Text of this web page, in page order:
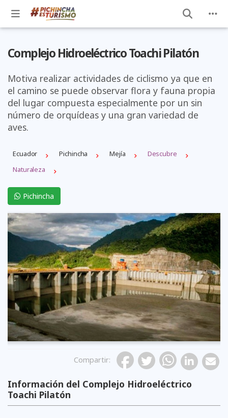
Complejo Hidroeléctrico Toachi Pilatón
Motiva realizar actividades de ciclismo ya que en
el camino se puede observar flora y fauna propia
del lugar compuesta especialmente por un sin
número de orquídeas y una gran variedad de
aves.
Ecuador Pichincha Mejí­a
Descubre
Naturaleza
Pichincha
Compartir:
Información del Complejo Hidroeléctrico
Toachi Pilatón